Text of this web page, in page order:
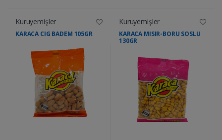
Kuruyemişler
KARACA CIG BADEM 105GR
Kuruyemişler
KARACA MISIR-BORU SOSLU
130GR